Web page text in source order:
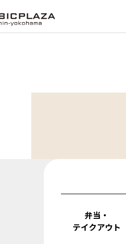
弁当・
テイクアウト